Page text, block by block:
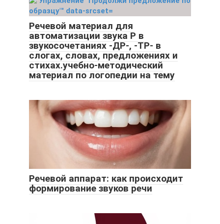
Речевой материал для
автоматизации звука Р в
звукосочетаниях -ДР-, -ТР- в
слогах, словах, предложениях и
стихах.учебно-методический
материал по логопедии на тему
Речевой аппарат: как происходит
формирование звуков речи